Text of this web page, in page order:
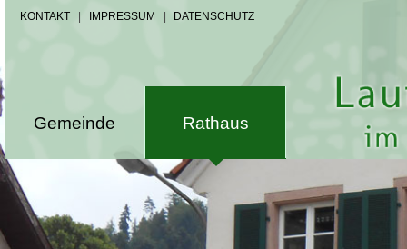
KONTAKT IMPRESSUM DATENSCHUTZ
Gemeinde Rathaus